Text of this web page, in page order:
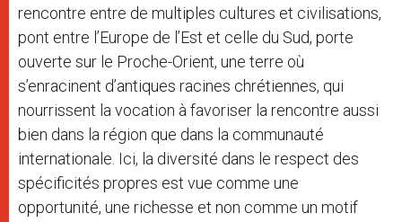
rencontre entre de multiples cultures et civilisations,
pont entre l’Europe de l’Est et celle du Sud, porte
ouverte sur le Proche-Orient, une terre où
s’enracinent d’antiques racines chrétiennes, qui
nourrissent la vocation à favoriser la rencontre aussi
bien dans la région que dans la communauté
internationale. Ici, la diversité dans le respect des
spécificités propres est vue comme une
opportunité, une richesse et non comme un motif